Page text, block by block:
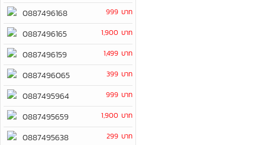
0887496168 999 บาท
0887496165 1,900 บาท
0887496159 1,499 บาท
0887496065 399 บาท
0887495964 999 บาท
0887495659 1,900 บาท
0887495638 299 บาท